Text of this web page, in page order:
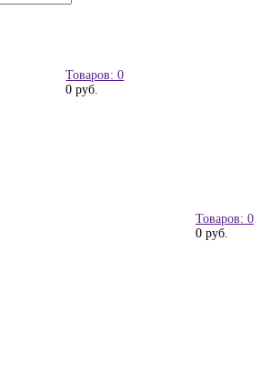
Товаров: 0
0 руб.
Товаров: 0
0 руб.